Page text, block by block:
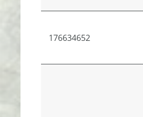
176634652